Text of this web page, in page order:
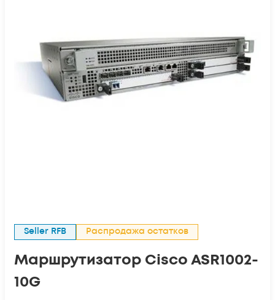
Seller RFB Распродажа остатков
Маршрутизатор Cisco ASR1002-
10G